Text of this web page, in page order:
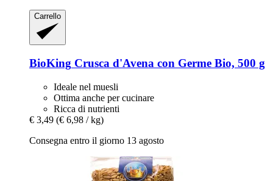
Carrello
BioKing Crusca d'Avena con Germe Bio, 500 g
Ideale nel muesli
Ottima anche per cucinare
Ricca di nutrienti
€ 3,49 (€ 6,98 / kg)
Consegna entro il giorno 13 agosto